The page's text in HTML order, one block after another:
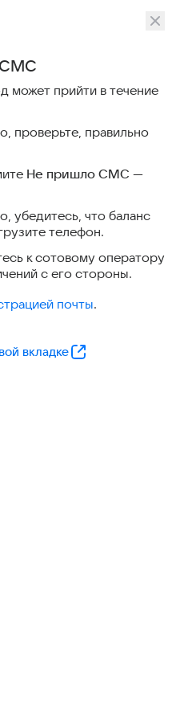
СМС
может прийти в течение
проверьте, правильно
Не пришло СМС —
убедитесь, что баланс
телефон.
к сотовому оператору
с его стороны.
почты.
вкладке